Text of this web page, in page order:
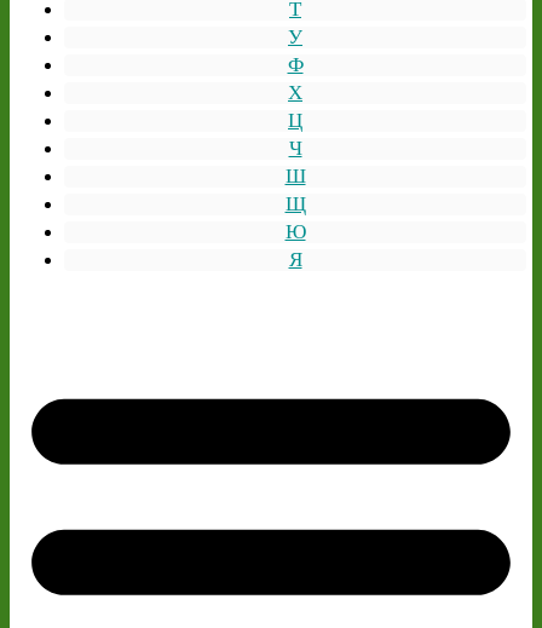
Т
У
Ф
Х
Ц
Ч
Ш
Щ
Ю
Я